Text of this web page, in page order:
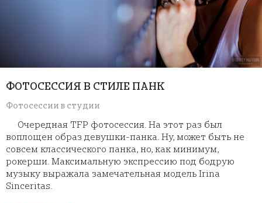
ФОТОСЕССИЯ В СТИЛЕ ПАНК
Фотосессии в студии
Очередная TFP фотосессия. На этот раз был
воплощен образ девушки-панка. Ну, может быть не
совсем классического панка, но, как минимум,
рокерши. Максимальную экспрессию под бодрую
музыку выражала замечательная модель Irina
Sinceritas.